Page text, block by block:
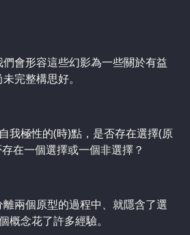
會形容這些幻影為一些關於有益
完整構思好。
我極性的(時)點，是否存在選擇(原
在一個選擇或一個非選擇？
兩個原型的過程中、就隱含了選
概念花了許多經驗。